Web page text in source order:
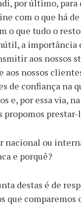
por último, para
com o que há
o que tudo o
a importância
aos nossos
aos nossos
de confiança na
e, por essa via,
propomos prestar-
nacional ou
e porquê?
destas é de
que comparemos